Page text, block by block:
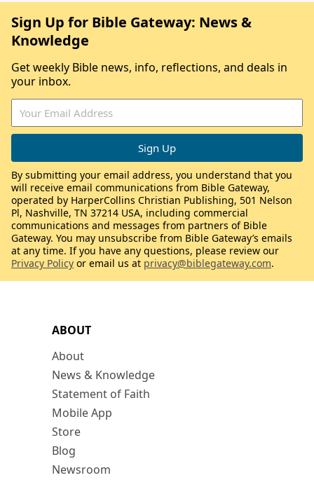
ABOUT
About
News & Knowledge
Statement of Faith
Mobile App
Store
Blog
Newsroom
Sign Up for Bible Gateway: News &
Knowledge
Get weekly Bible news, info, reflections, and deals in
your inbox.
By submitting your email address, you understand that you
will receive email communications from Bible Gateway,
operated by HarperCollins Christian Publishing, 501 Nelson
Pl, Nashville, TN 37214 USA, including commercial
communications and messages from partners of Bible
Gateway. You may unsubscribe from Bible Gateway’s emails
at any time. If you have any questions, please review our
Privacy Policy or email us at privacy@biblegateway.com.